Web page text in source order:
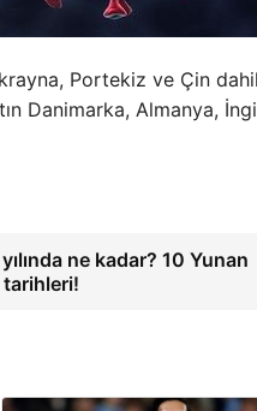
Portekiz ve Çin
Danimarka, Almanya,
ne kadar? 10 Yunan
tarihleri!